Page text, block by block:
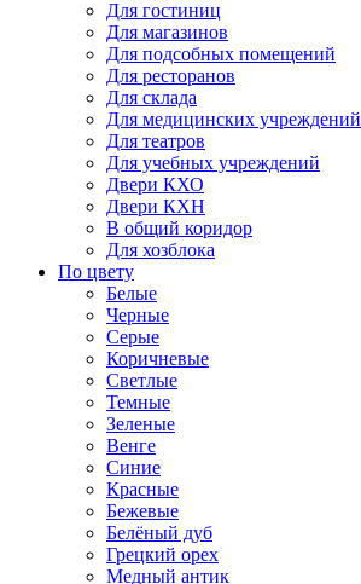
Для гостиниц
Для магазинов
Для подсобных помещений
Для ресторанов
Для склада
Для медицинских учреждений
Для театров
Для учебных учреждений
Двери КХО
Двери КХН
В общий коридор
Для хозблока
По цвету
Белые
Черные
Серые
Коричневые
Светлые
Темные
Зеленые
Венге
Синие
Красные
Бежевые
Белёный дуб
Грецкий орех
Медный антик